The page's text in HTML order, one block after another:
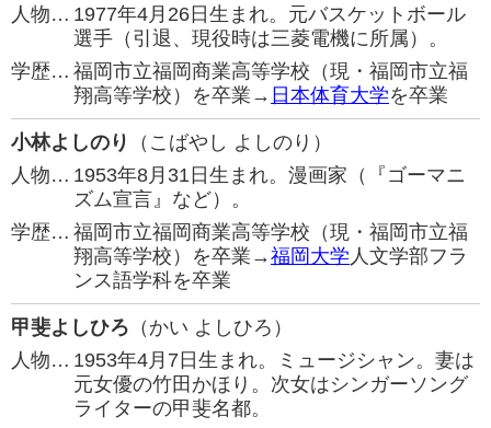
人物… 1977年4月26日生まれ。元バスケットボール
選手（引退、現役時は三菱電機に所属）。
学歴… 福岡市立福岡商業高等学校（現・福岡市立福
翔高等学校）を卒業→ 日本体育大学を卒業
小林よしのり
（こばやし よしのり）
人物… 1953年8月31日生まれ。漫画家（『ゴーマニ
ズム宣言』など）。
学歴… 福岡市立福岡商業高等学校（現・福岡市立福
翔高等学校）を卒業→福岡大学 人文学部フラ
ンス語学科を卒業
甲斐よしひろ （かい よしひろ）
人物… 1953年4月7日生まれ。ミュージシャン。妻は
元女優の竹田かほり。次女はシンガーソング
ライターの甲斐名都。